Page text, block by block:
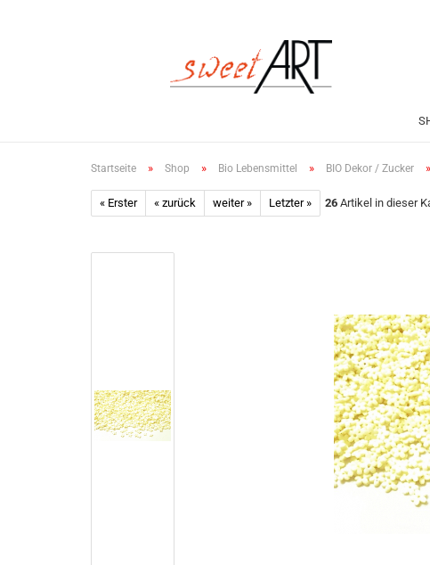
Startseite » Shop » Bio Lebensmittel » BIO Dekor / Zucker »
« Erster « zurück weiter » Letzter » 26 Artikel in dieser